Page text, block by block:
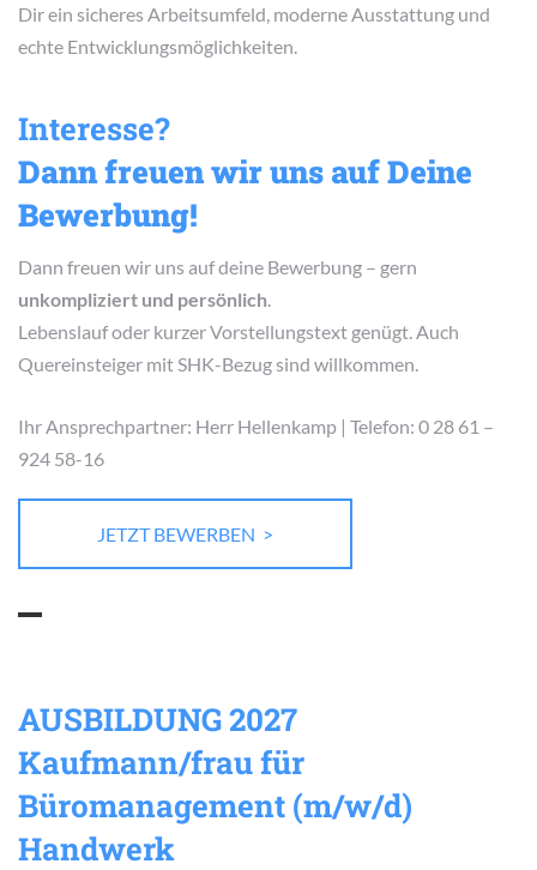
Dir ein sicheres Arbeitsumfeld, moderne Ausstattung und
echte Entwicklungsmöglichkeiten.
Interesse?
Dann freuen wir uns auf Deine
Bewerbung!
Dann freuen wir uns auf deine Bewerbung – gern
unkompliziert und persönlich
Lebenslauf oder kurzer Vorstellungstext genügt. Auch
Quereinsteiger mit SHK-Bezug sind willkommen.
Ihr Ansprechpartner: Herr Hellenkamp | Telefon: 0 28 61 –
924 58-16
JETZT BEWERBEN >
AUSBILDUNG 2027
Kaufmann/frau für
Büromanagement (m/w/d)
Handwerk